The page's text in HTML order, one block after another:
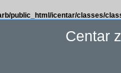
public_html/icentar/classes/
Centar